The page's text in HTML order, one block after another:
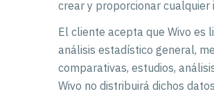
crear y proporcionar cualquier
El cliente acepta que Wivo es
análisis estadístico general,
comparativas, estudios,
Wivo no distribuirá dichos